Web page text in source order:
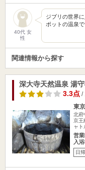
40代 女
性
ジブリの世界
ポットの温泉
関連情報から探す
深大寺天然温泉 湯
3.3点/
東
北府
京王
ャト
営
入
日